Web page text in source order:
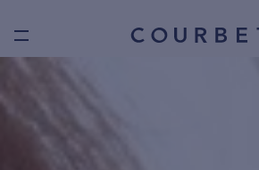
Burger toggle menu